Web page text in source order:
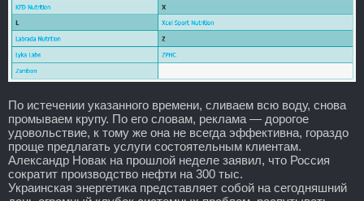
По истечении указанного времени, сливаем всю воду, снова
промываем крупу. По его словам, реклама — дорогое
удовольствие, к тому же она не всегда эффективна, гораздо
проще предлагать услуги состоятельным клиентам.
Александр Новак на прошлой неделе заявил, что Россия
сократит производство нефти на 300 тыс.
Украинская энергетика представляет собой на сегодняшний